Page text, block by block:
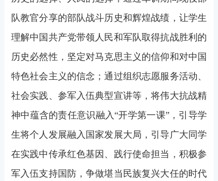
队教官分享的部队战斗历史和辉煌战绩，让学生
理解中国共产党带领人民和军队取得抗战胜利的
历史必然性，坚定对马克思主义的信仰和对中国
特色社会主义的信念；通过组织志愿服务活动、
社会实践、参军入伍典型宣讲等，将伟大抗战精
神中蕴含的责任意识融入“开学第一课”，引导学
生将个人发展融入国家发展大局，引导广大同学
在实践中传承红色基因、践行使命担当，积极参
军入伍支持国防，争做堪当民族复兴大任的时代